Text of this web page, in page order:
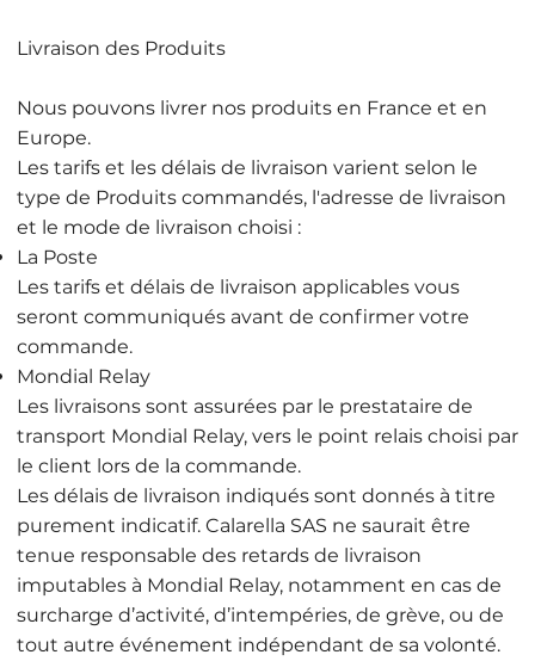
Livraison des Produits
Nous pouvons livrer nos produits en France et en
Europe.
Les tarifs et les délais de livraison varient selon le
type de Produits commandés, l'adresse de livraison
et le mode de livraison choisi :
La Poste
Les tarifs et délais de livraison applicables vous
seront communiqués avant de confirmer votre
commande.
Mondial Relay
Les livraisons sont assurées par le prestataire de
transport Mondial Relay, vers le point relais choisi par
le client lors de la commande.
Les délais de livraison indiqués sont donnés à titre
purement indicatif. Calarella SAS ne saurait être
tenue responsable des retards de livraison
imputables à Mondial Relay, notamment en cas de
surcharge d’activité, d’intempéries, de grève, ou de
tout autre événement indépendant de sa volonté.